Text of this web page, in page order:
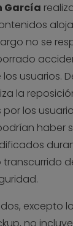
García
no se
usuarios.
la
los
haber
excepto